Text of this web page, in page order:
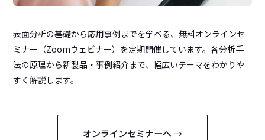
表面分析の基礎から応用事例までを学べる、無料オンラインセ
ミナー（Zoomウェビナー）を定期開催しています。各分析手
法の原理から新製品・事例紹介まで、幅広いテーマをわかりや
すく解説します。
オンラインセミナーへ →